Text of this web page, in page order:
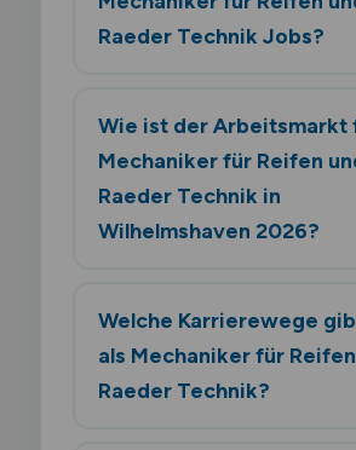
Raeder Technik Jobs?
Wie ist der Arbeitsmarkt
Mechaniker für Reifen
Raeder Technik in
Wilhelmshaven 2026?
Welche Karrierewege
als Mechaniker für
Raeder Technik?